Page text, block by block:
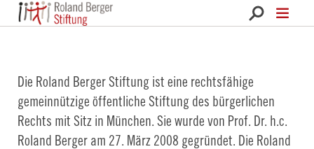
Roland Berger Stiftung
Die Roland Berger Stiftung ist eine rechtsfähige
gemeinnützige öffentliche Stiftung des bürgerlichen
Rechts mit Sitz in München. Sie wurde von Prof. Dr. h.c.
Roland Berger am 27. März 2008 gegründet. Die Roland